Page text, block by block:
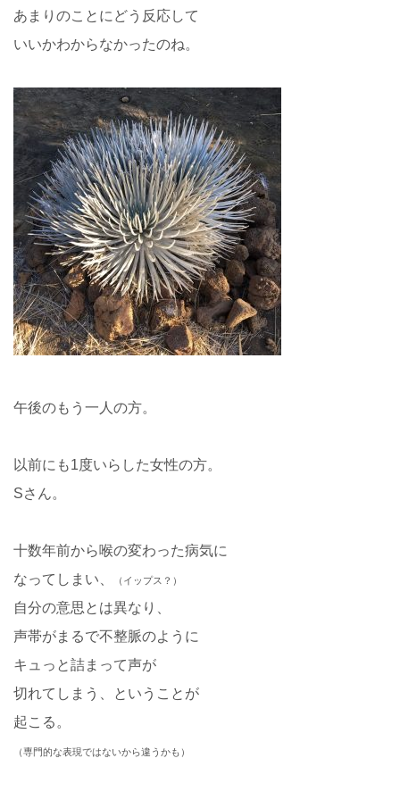
あまりのことにどう反応して
いいかわからなかったのね。
午後のもう一人の方。
以前にも1度いらした女性の方。
Sさん。
十数年前から喉の変わった病気に
なってしまい、
（イップス？）
自分の意思とは異なり、
声帯がまるで不整脈のように
キュっと詰まって声が
切れてしまう、ということが
起こる。
（専門的な表現ではないから違うかも）